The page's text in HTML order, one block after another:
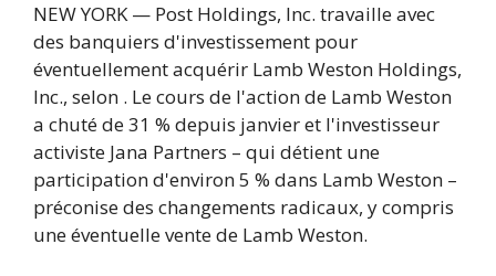
NEW YORK — Post Holdings, Inc. travaille avec
des banquiers d'investissement pour
éventuellement acquérir Lamb Weston Holdings,
Inc., selon . Le cours de l'action de Lamb Weston
a chuté de 31 % depuis janvier et l'investisseur
activiste Jana Partners – qui détient une
participation d'environ 5 % dans Lamb Weston –
préconise des changements radicaux, y compris
une éventuelle vente de Lamb Weston.